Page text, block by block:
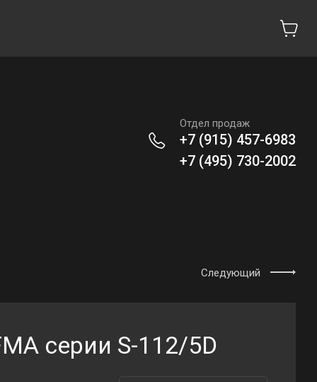
Отдел продаж
+7 (915) 457-6983
+7 (495) 730-2002
Следующий
серии S-112/5D